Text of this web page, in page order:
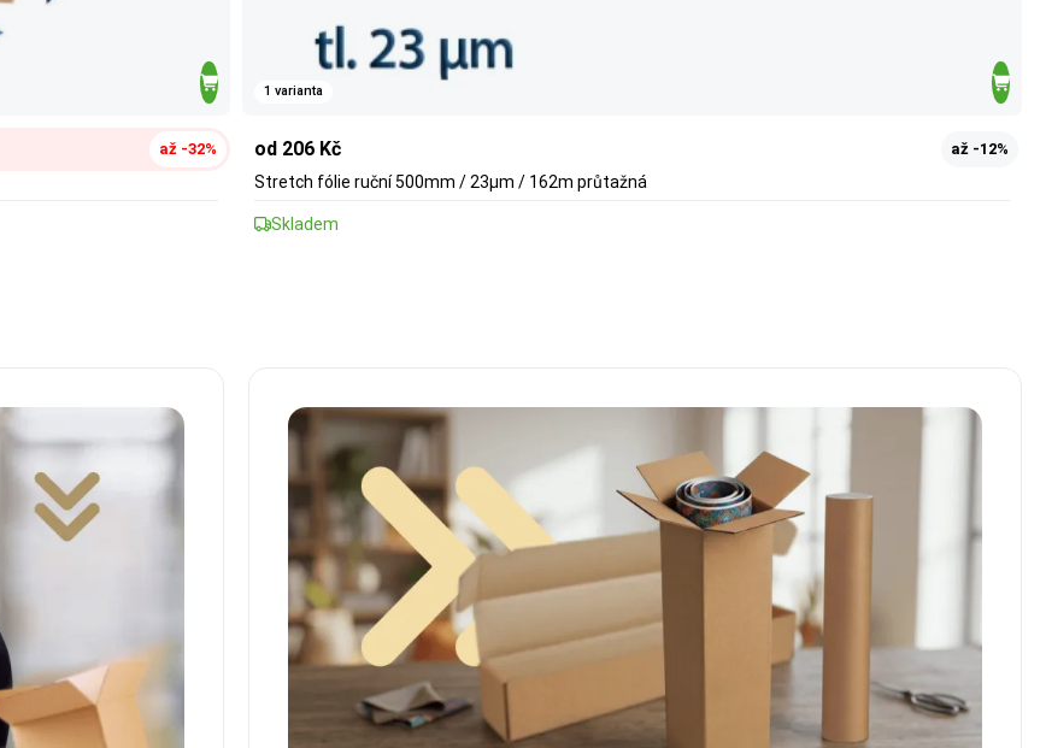
až -32%
1 varianta
od 206 Kč až -12%
Stretch fólie ruční 500mm / 23µm / 162m průtažná
Skladem